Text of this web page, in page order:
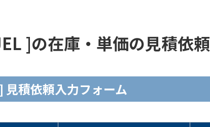
]の在庫・単価の見積依頼
見積依頼入力フォーム